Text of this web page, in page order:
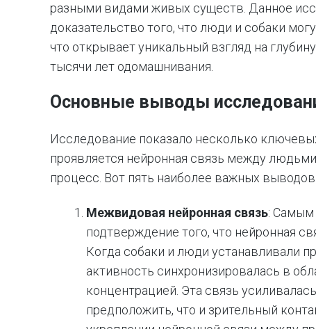
разными видами живых существ. Данное
доказательство того, что люди и собаки
что открывает уникальный взгляд на
тысячи лет одомашнивания.
Основные выводы
Исследование показало несколько
проявляется нейронная связь между
процесс. Вот пять наиболее важных
Межвидовая нейронная связь: Самым
подтверждение того, что нейронная
Когда собаки и люди устанавливали
активность синхронизировалась в
концентрацией. Эта связь
предположить, что и зрительный